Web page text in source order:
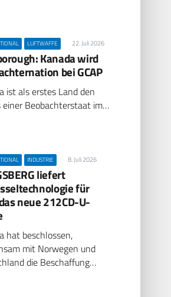
LUFTWAFFE 22. Juli 2026
Kanada wird
bei GCAP
ist als erstes Land den
einer Beobachterstaat im…
INDUSTRIE 8. Juli 2026
liefert
für
neue 212CD-U-
hat beschlossen,
mit Norwegen und
die Beschaffung…